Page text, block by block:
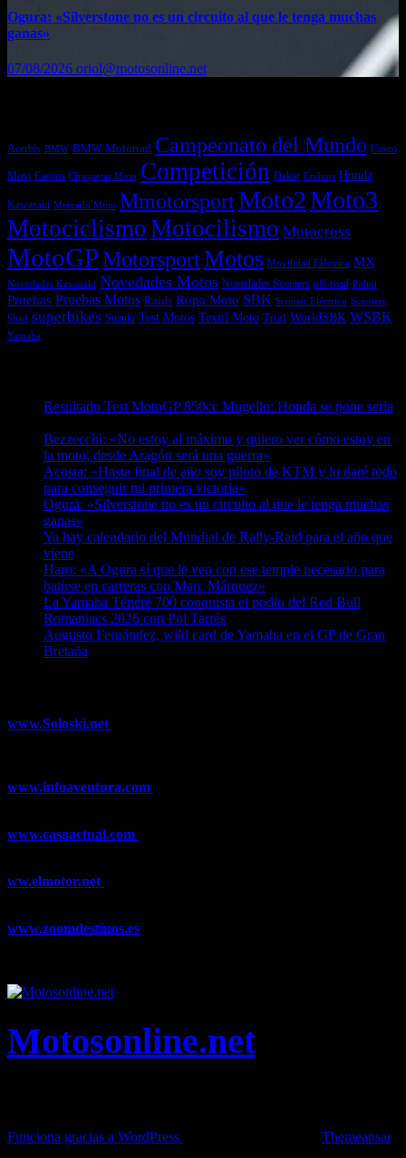
Ogura: «Silverstone no es un circuito al que le tenga muchas
ganas»
07/08/2026 oriol@motosonline.net
Acerbis BMW BMW Motorrad Campeonato del Mundo Casco
Moto Cascos Chaquetas Moto Competición Dakar Enduro Honda
Kawasaki Mercado Moto MmotorsportMoto2Moto3
MotociclismoMotocilismo Motocross
MotoGPMotorsportMotos Movilidad Eléctrica MX
Novedades Kawasaki Novedades Motos Novedades Scooters off-road Polini
Pruebas Pruebas Motos Raids Ropa Moto SBK Scooter Eléctrico Scooters
Shad superbikes Suzuki Test Motos Textil Moto Trial WorldSBK WSBK
Yamaha
Resultado Test MotoGP 850cc Mugello: Honda se pone seria
Bezzecchi: «No estoy al máximo y quiero ver cómo estoy en
la moto; desde Aragón será una guerra»
Acosta: «Hasta final de año soy piloto de KTM y lo daré todo
para conseguir mi primera victoria»
Ogura: «Silverstone no es un circuito al que le tenga muchas
ganas»
Ya hay calendario del Mundial de Rally-Raid para el año que
viene
Haro: «A Ogura sí que le veo con ese temple necesario para
batirse en carreras con Marc Márquez»
La Yamaha Ténéré 700 conquista el podio del Red Bull
Romaniacs 2026 con Pol Tarrés
Augusto Fernández, wild card de Yamaha en el GP de Gran
Bretaña
www.Soloski.net
www.infoaventura.com
www.casaactual.com
ww.elmotor.net
www.zoomdestinos.es
Motosonline.net
Funciona gracias a WordPress
Themeansar.